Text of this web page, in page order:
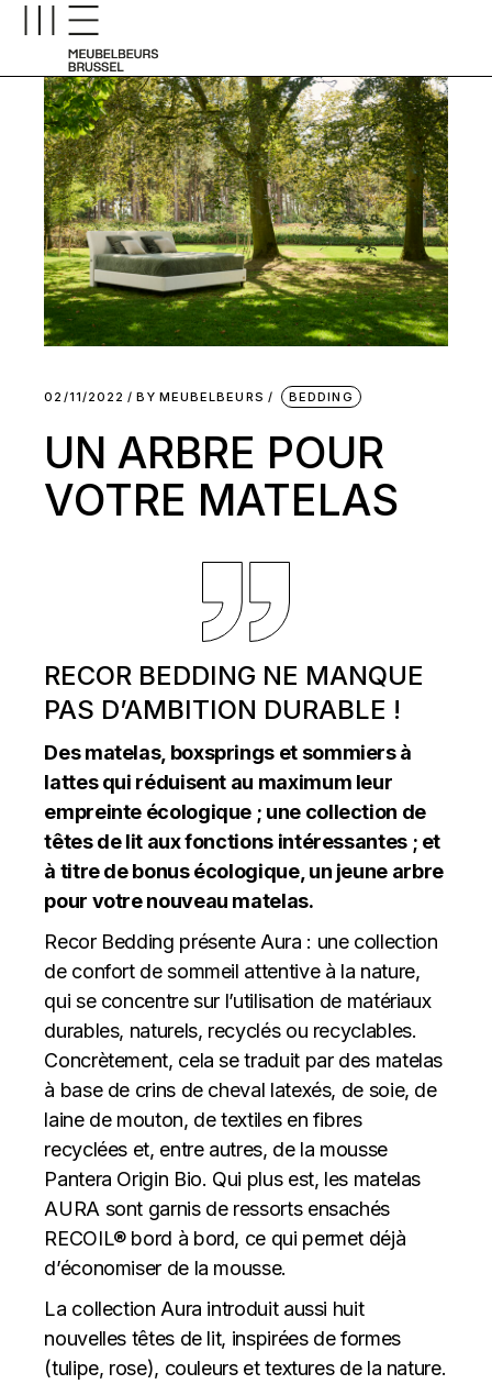
02/11/2022 BY MEUBELBEURS BEDDING
UN ARBRE POUR
VOTRE MATELAS
RECOR BEDDING NE MANQUE
PAS D’AMBITION DURABLE !
Des matelas, boxsprings et sommiers à
lattes qui réduisent au maximum leur
empreinte écologique ; une collection de
têtes de lit aux fonctions intéressantes ; et
à titre de bonus écologique, un jeune arbre
pour votre nouveau matelas.
Recor Bedding présente Aura : une collection
de confort de sommeil attentive à la nature,
qui se concentre sur l’utilisation de matériaux
durables, naturels, recyclés ou recyclables.
Concrètement, cela se traduit par des matelas
à base de crins de cheval latexés, de soie, de
laine de mouton, de textiles en fibres
recyclées et, entre autres, de la mousse
Pantera Origin Bio. Qui plus est, les matelas
AURA sont garnis de ressorts ensachés
RECOIL® bord à bord, ce qui permet déjà
d’économiser de la mousse.
La collection Aura introduit aussi huit
nouvelles têtes de lit, inspirées de formes
(tulipe, rose), couleurs et textures de la nature.